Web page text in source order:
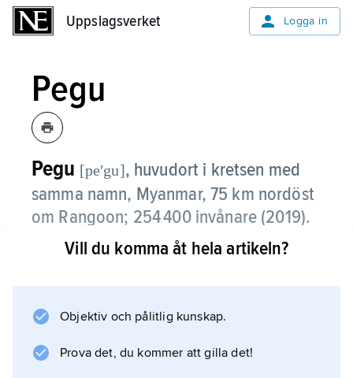
Uppslagsverket Logga in
Pegu
Pegu [peʹgu], huvudort i kretsen med
samma namn, Myanmar, 75 km nordöst
om Rangoon; 254 400 invånare (2019).
Pegu, som är beläget i kretsens södra del, är
Vill du komma åt hela artikeln?
Objektiv och pålitlig kunskap.
Prova det, du kommer att gilla det!